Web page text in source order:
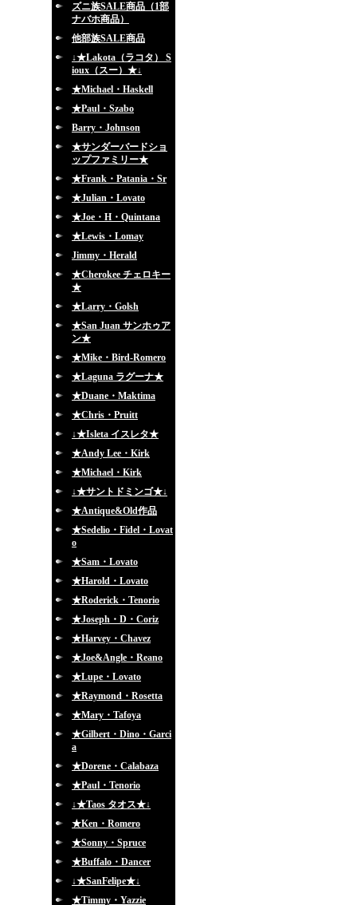
ズニ族SALE商品（1部
ナバホ商品）
他部族SALE商品
↓★Lakota（ラコタ） S
ioux（スー）★↓
★Michael・Haskell
★Paul・Szabo
Barry・Johnson
★サンダーバードショ
ップファミリー★
★Frank・Patania・Sr
★Julian・Lovato
★Joe・H・Quintana
★Lewis・Lomay
Jimmy・Herald
★Cherokee チェロキー
★
★Larry・Golsh
★San Juan サンホゥア
ン★
★Mike・Bird-Romero
★Laguna ラグーナ★
★Duane・Maktima
★Chris・Pruitt
↓★Isleta イスレタ★
★Andy Lee・Kirk
★Michael・Kirk
↓★サントドミンゴ★↓
★Antique&Old作品
★Sedelio・Fidel・Lovat
o
★Sam・Lovato
★Harold・Lovato
★Roderick・Tenorio
★Joseph・D・Coriz
★Harvey・Chavez
★Joe&Angle・Reano
★Lupe・Lovato
★Raymond・Rosetta
★Mary・Tafoya
★Gilbert・Dino・Garci
a
★Dorene・Calabaza
★Paul・Tenorio
↓★Taos タオス★↓
★Ken・Romero
★Sonny・Spruce
★Buffalo・Dancer
↓★SanFelipe★↓
★Timmy・Yazzie